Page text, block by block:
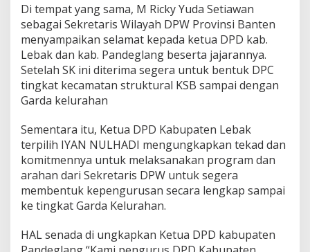
Di tempat yang sama, M Ricky Yuda Setiawan
sebagai Sekretaris Wilayah DPW Provinsi Banten
menyampaikan selamat kepada ketua DPD kab.
Lebak dan kab. Pandeglang beserta jajarannya.
Setelah SK ini diterima segera untuk bentuk DPC
tingkat kecamatan struktural KSB sampai dengan
Garda kelurahan
Sementara itu, Ketua DPD Kabupaten Lebak
terpilih IYAN NULHADI mengungkapkan tekad dan
komitmennya untuk melaksanakan program dan
arahan dari Sekretaris DPW untuk segera
membentuk kepengurusan secara lengkap sampai
ke tingkat Garda Kelurahan.
HAL senada di ungkapkan Ketua DPD kabupaten